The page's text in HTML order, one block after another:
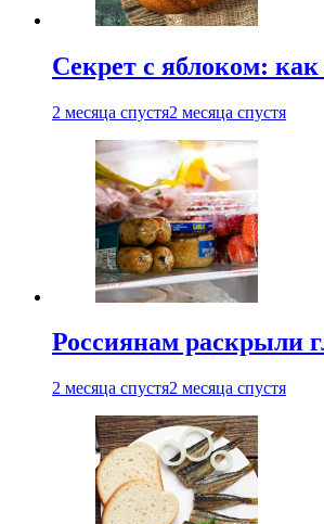
Секрет с яблоком:
2 месяца спустя2 месяца спустя
Россиянам раскрыли
2 месяца спустя2 месяца спустя